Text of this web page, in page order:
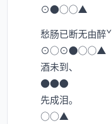
⊙●○○▲
愁肠已断无由醉ˇ
⊙○⊙●○○▲
酒未到、
●●●
先成泪。
○○▲